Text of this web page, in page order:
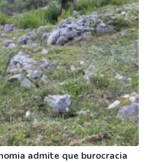
admite que burocracia